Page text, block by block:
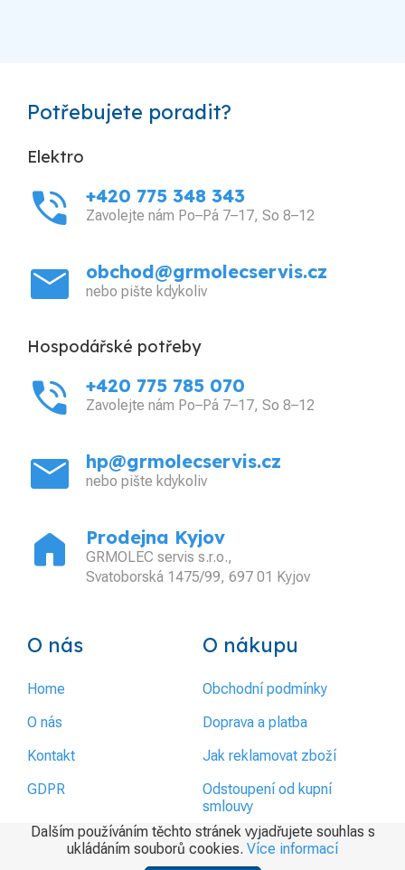
Potřebujete poradit?
Elektro
phone_in_talk +420 775 348 343
Zavolejte nám Po–Pá 7–17, So 8–12
mail obchod@grmolecservis.cz
nebo pište kdykoliv
Hospodářské potřeby
phone_in_talk +420 775 785 070
Zavolejte nám Po–Pá 7–17, So 8–12
mail hp@grmolecservis.cz
nebo pište kdykoliv
home Prodejna Kyjov
GRMOLEC servis s.r.o.,
Svatoborská 1475/99, 697 01 Kyjov
O nás
Home
O nás
Kontakt
GDPR
O nákupu
Obchodní podmínky
Doprava a platba
Jak reklamovat zboží
Odstoupení od kupní
smlouvy
Dalším používáním těchto stránek vyjadřujete souhlas s
ukládáním souborů cookies. Více informací